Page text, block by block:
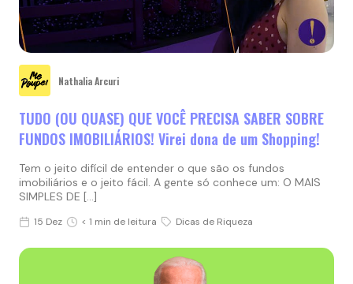
Nathalia Arcuri
TUDO (OU QUASE) QUE VOCÊ PRECISA SABER SOBRE
FUNDOS IMOBILIÁRIOS! Virei dona de um Shopping!
Tem o jeito difícil de entender o que são os fundos
imobiliários e o jeito fácil. A gente só conhece um: O MAIS
SIMPLES DE […]
15 Dez < 1 min de leitura Dicas de Riqueza